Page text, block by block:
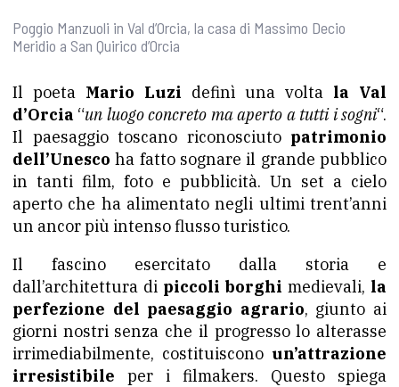
Poggio Manzuoli in Val d’Orcia, la casa di Massimo Decio
Meridio a San Quirico d’Orcia
Il poeta Mario Luzi definì una volta la Val
d’Orcia “un luogo concreto ma aperto a tutti i sogni“.
Il paesaggio toscano riconosciuto patrimonio
dell’Unesco ha fatto sognare il grande pubblico
in tanti film, foto e pubblicità. Un set a cielo
aperto che ha alimentato negli ultimi trent’anni
un ancor più intenso flusso turistico.
Il fascino esercitato dalla storia e
dall’architettura di piccoli borghi medievali, la
perfezione del paesaggio agrario, giunto ai
giorni nostri senza che il progresso lo alterasse
irrimediabilmente, costituiscono un’attrazione
irresistibile per i filmakers. Questo spiega